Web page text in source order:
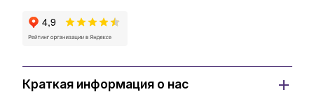
Краткая информация о нас